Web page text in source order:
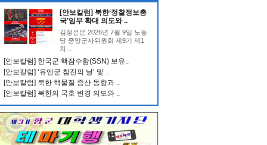
[안보칼럼] 북한‘정찰정보총
국’임무 확대 의도와 ..
김정은은 2026년 7월 9일 노동
당 중앙군사위원회 제9기 제1
차 ..
[안보칼럼] 한국군 핵잠수함(SSN) 보유..
[안보칼럼] ‘유엔군 참전의 날’ 및 ..
[안보칼럼] 북한 핵물질 증산 동향과 ..
[안보칼럼] 북한의 국호 변경 의도와 ..